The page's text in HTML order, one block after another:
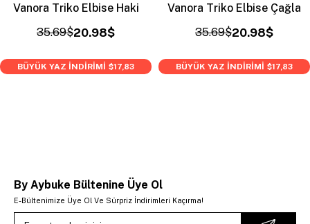
Vanora Triko Elbise Haki
20.98$
35.69$
BÜYÜK YAZ İNDİRİMİ $17,83
Vanora Triko Elbise Çağla
20.98$
35.69$
BÜYÜK YAZ İNDİRİMİ $17,83
By Aybuke Bültenine Üye Ol
E-Bültenimize Üye Ol Ve Sürpriz İndirimleri Kaçırma!